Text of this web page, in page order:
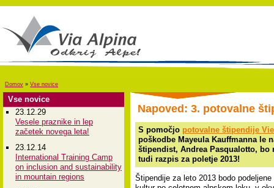
Domov » Vse novice
Vse novice
23.12.29
Vesele praznike in lep
začetek novega leta!
23.12.14
International Training Camp
on inclusion and sustainability
in mountain regions
Napoved: 3. potovalne
S pomočjo potovalne štipendije
poškodbe Mayeula Kauffmanna le
štipendist, Andrea Pasqualotto, bo
tudi razpis za poletje 2013!
Štipendije za leto 2013 bodo